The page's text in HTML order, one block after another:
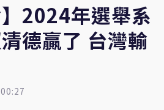
】2024年選舉系
德贏了 台灣輸